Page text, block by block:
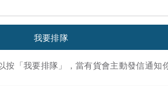
我要排隊
按「我要排隊」，當有貨會主動發信通知